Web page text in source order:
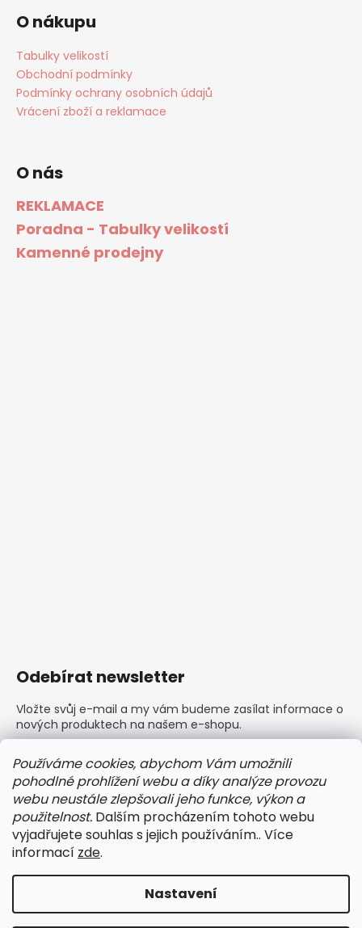
Používáme cookies, abychom Vám umožnili
pohodlné prohlížení webu a díky analýze provozu
webu neustále zlepšovali jeho funkce, výkon a
použitelnost. Dalším procházením tohoto webu
vyjadřujete souhlas s jejich používáním.. Více
informací zde.
Nastavení
O nákupu
Tabulky velikostí
Obchodní podmínky
Podmínky ochrany osobních údajů
Vrácení zboží a reklamace
O nás
REKLAMACE
Poradna - Tabulky velikostí
Kamenné prodejny
Odebírat newsletter
Vložte svůj e-mail a my vám budeme zasílat informace o
nových produktech na našem e-shopu.
Vložením e-mailu souhlasíte spodmínkami ochrany
osobních údajů
PŘIHLÁSIT SE